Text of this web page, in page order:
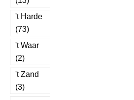
't Harde
(73)
't Waar
(2)
't Zand
(3)